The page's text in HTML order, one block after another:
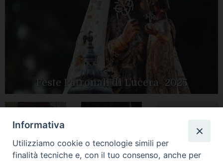
Feste Patronali di Lucera- 2025
Apertura Anno
Giubilare 2025
Mariae in Diocesi
Tutte le gallery
Informativa
Utilizziamo cookie o tecnologie simili per
finalità tecniche e, con il tuo consenso, anche per